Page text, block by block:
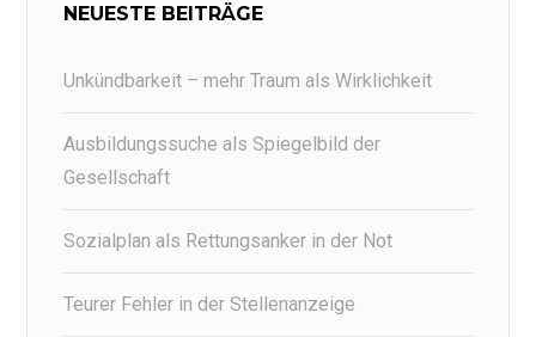
NEUESTE BEITRÄGE
Unkündbarkeit – mehr Traum als Wirklichkeit
Ausbildungssuche als Spiegelbild der
Gesellschaft
Sozialplan als Rettungsanker in der Not
Teurer Fehler in der Stellenanzeige